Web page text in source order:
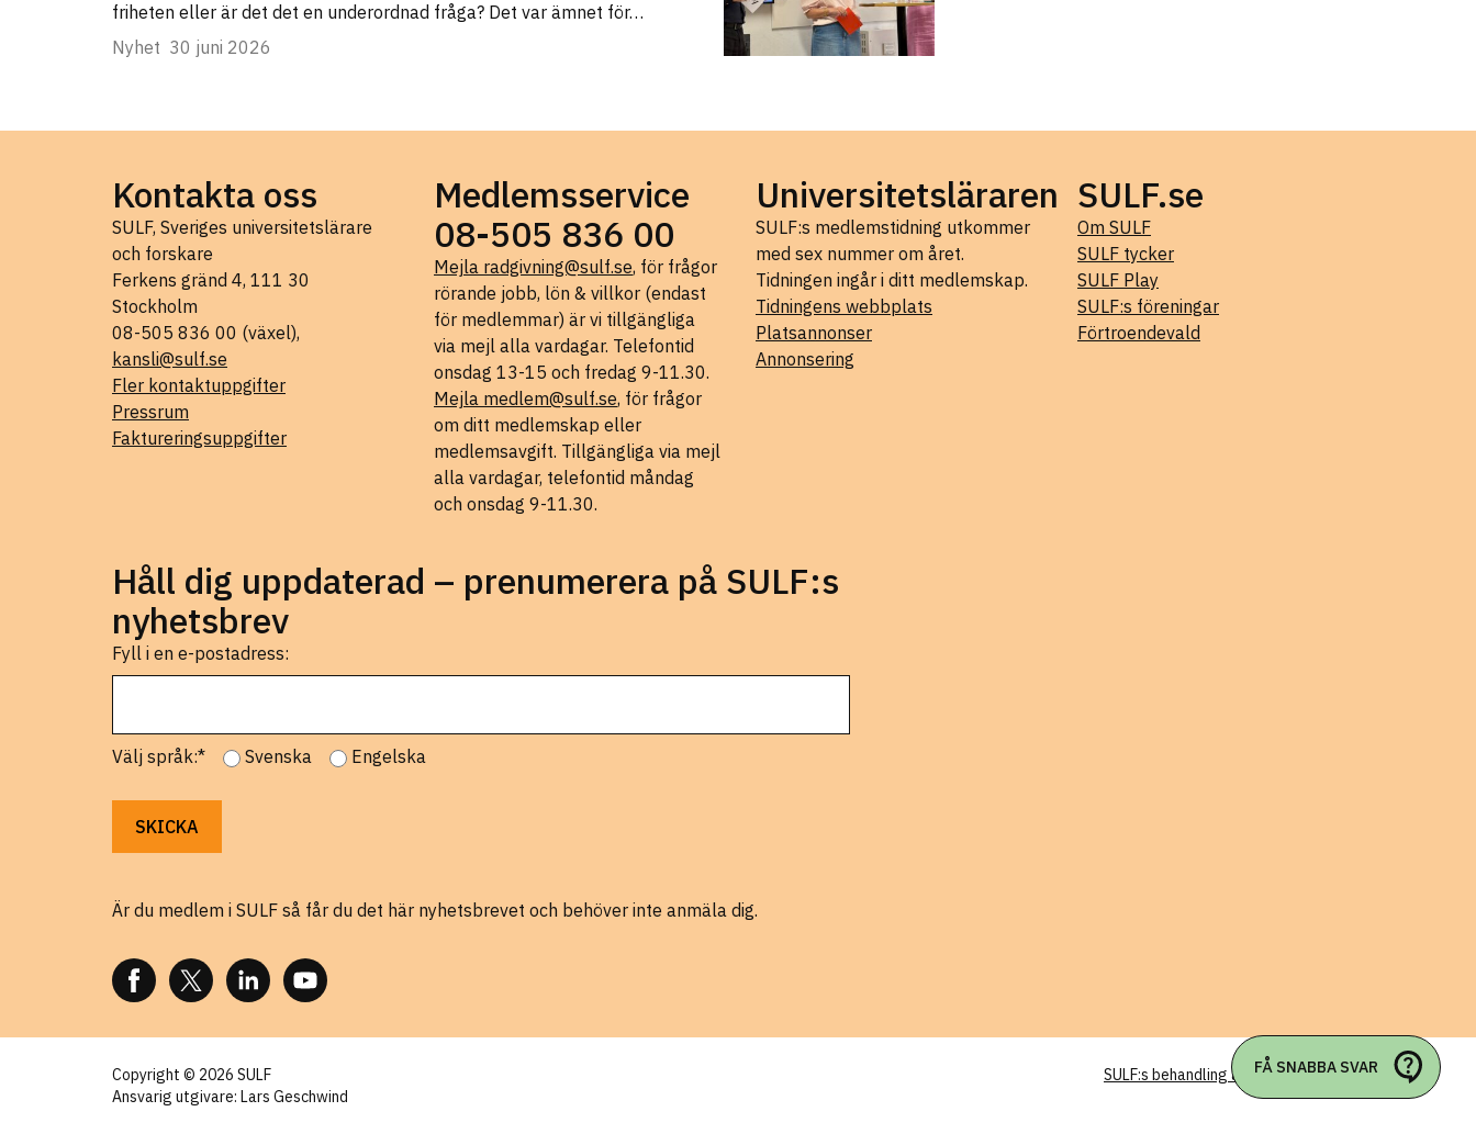
friheten eller är det det en underordnad fråga? Det var ämnet för…
Nyhet 30 juni 2026
Kontakta oss
SULF, Sveriges universitetslärare
och forskare
Ferkens gränd 4, 111 30
Stockholm
08-505 836 00 (växel),
kansli@sulf.se
Fler kontaktuppgifter
Pressrum
Faktureringsuppgifter
Medlemsservice
08-505 836 00
Mejla radgivning@sulf.se, för frågor
rörande jobb, lön & villkor (endast
för medlemmar) är vi tillgängliga
via mejl alla vardagar. Telefontid
onsdag 13-15 och fredag 9-11.30.
Mejla medlem@sulf.se, för frågor
om ditt medlemskap eller
medlemsavgift. Tillgängliga via mejl
alla vardagar, telefontid måndag
och onsdag 9-11.30.
Universitetsläraren
SULF:s medlemstidning utkommer
med sex nummer om året.
Tidningen ingår i ditt medlemskap.
Tidningens webbplats
Platsannonser
Annonsering
SULF.se
Om SULF
SULF tycker
SULF Play
SULF:s föreningar
Förtroendevald
Håll dig uppdaterad – prenumerera på SULF:s
nyhetsbrev
Fyll i en e-postadress:
Välj språk:* Svenska Engelska
Är du medlem i SULF så får du det här nyhetsbrevet och behöver inte anmäla dig.
FÖLJ OSS PÅ FACEBOOK
FÖLJ OSS PÅ X
FÖLJ OSS PÅ LINKEDIN
FÖLJ OSS PÅ YOUTUBE
Copyright © 2026 SULF
Ansvarig utgivare: Lars Geschwind
SULF:s behandling av personuppgifter
FÅ SNABBA SVAR